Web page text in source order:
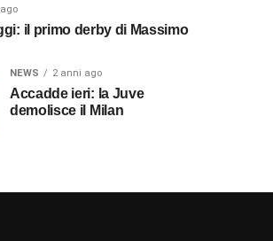
il primo derby di Massimo
NEWS 2 anni ago
Accadde ieri: la Juve
demolisce il Milan